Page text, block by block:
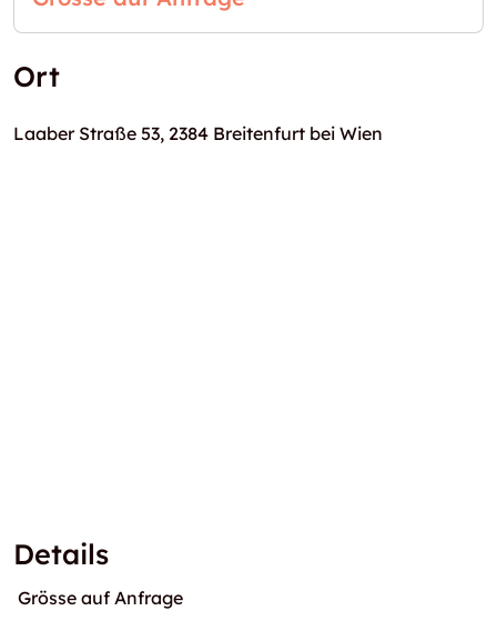
Ort
Laaber Straße 53, 2384 Breitenfurt bei Wien
Details
Grösse auf Anfrage